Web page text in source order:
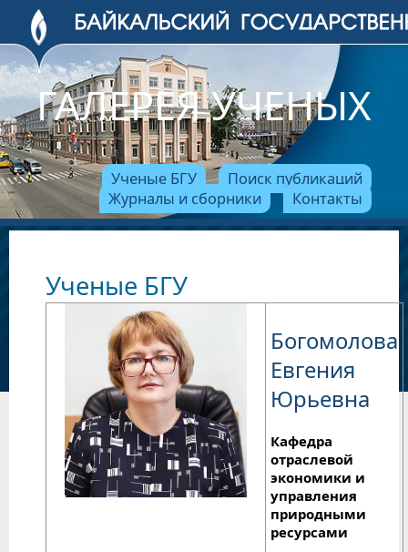
ГАЛЕРЕЯ УЧЕНЫХ
Ученые БГУ
Поиск публикаций
Журналы и сборники
Контакты
Ученые БГУ
Богомолова
Евгения
Юрьевна
Кафедра
отраслевой
экономики и
управления
природными
ресурсами